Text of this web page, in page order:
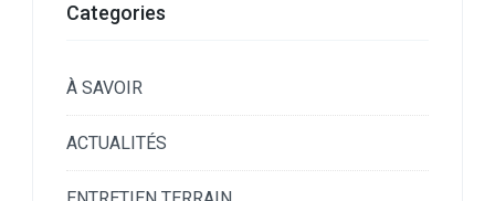
Categories
À SAVOIR
ACTUALITÉS